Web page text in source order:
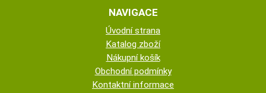
NAVIGACE
Úvodní strana
Katalog zboží
Nákupní košík
Obchodní podmínky
Kontaktní informace